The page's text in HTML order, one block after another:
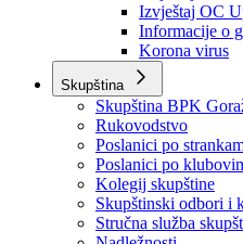
Obavještenja
Izvještajno
Izvještaj o radu
Izvještaj OC
Informacije o
Korona virus
Skupština
Skupština BPK
Rukovodstvo
Poslanici po
Poslanici po